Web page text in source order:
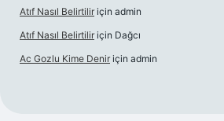
Atıf Nasıl Belirtilir için admin
Atıf Nasıl Belirtilir için Dağcı
Ac Gozlu Kime Denir için admin